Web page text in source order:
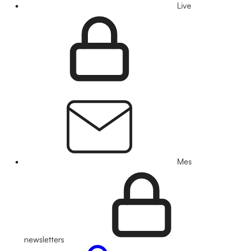
Live
Mes
newsletters